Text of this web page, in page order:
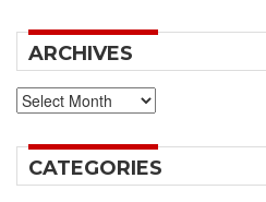
ARCHIVES
Archives
CATEGORIES